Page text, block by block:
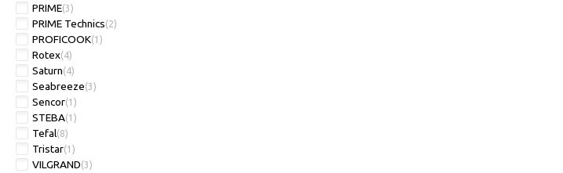
PRIME(3)
PRIME Technics(2)
PROFICOOK(1)
Rotex(4)
Saturn(4)
Seabreeze(3)
Sencor(1)
STEBA(1)
Tefal(8)
Tristar(1)
VILGRAND(3)